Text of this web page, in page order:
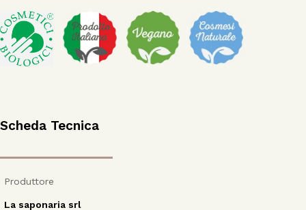
Scheda Tecnica
Produttore
La saponaria srl